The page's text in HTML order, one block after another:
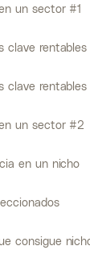
un sector #1
clave rentables
rentables en
en un sector #2
en un nicho
de otras personas